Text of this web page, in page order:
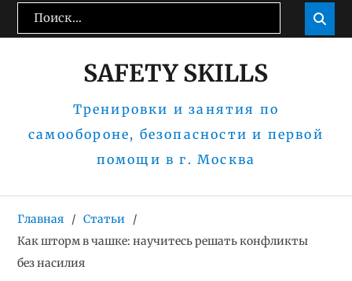
Перейти
Поиск: 
SAFETY SKILLS
Тренировки и занятия по
самообороне, безопасности и первой
помощи в г. Москва
Главная
Статьи
Как шторм в чашке: научитесь решать конфликты
без насилия